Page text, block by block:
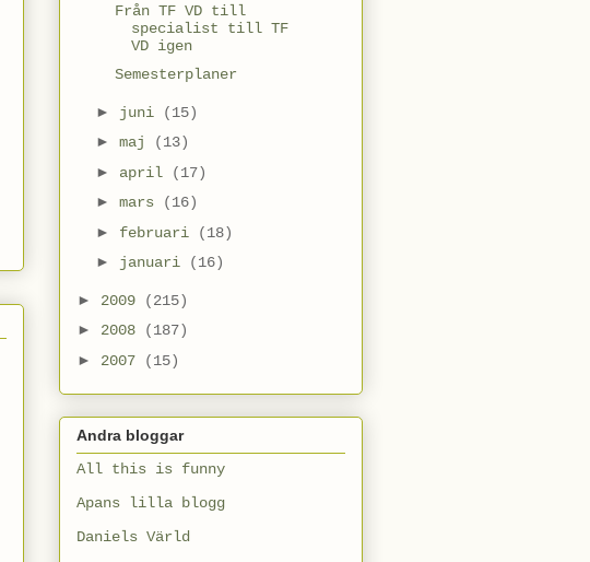
Från TF VD till
specialist till TF
VD igen
Semesterplaner
► juni
(15)
► maj
(13)
► april
(17)
► mars
(16)
► februari
(18)
► januari (16)
► 2009
(215)
► 2008
(187)
► 2007 (15)
Andra bloggar
All this is funny
Apans lilla blogg
Daniels Värld